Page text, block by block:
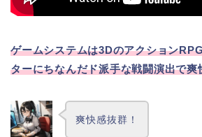
ゲームシステムは3Dのアクション
ターにちなんだド派手な戦闘演出で爽
爽快感抜群！